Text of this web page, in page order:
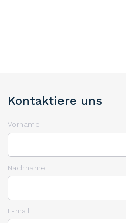
Kontaktiere uns
Vorname
Nachname
E-mail